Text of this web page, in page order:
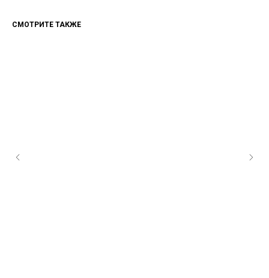
СМОТРИТЕ ТАКЖЕ